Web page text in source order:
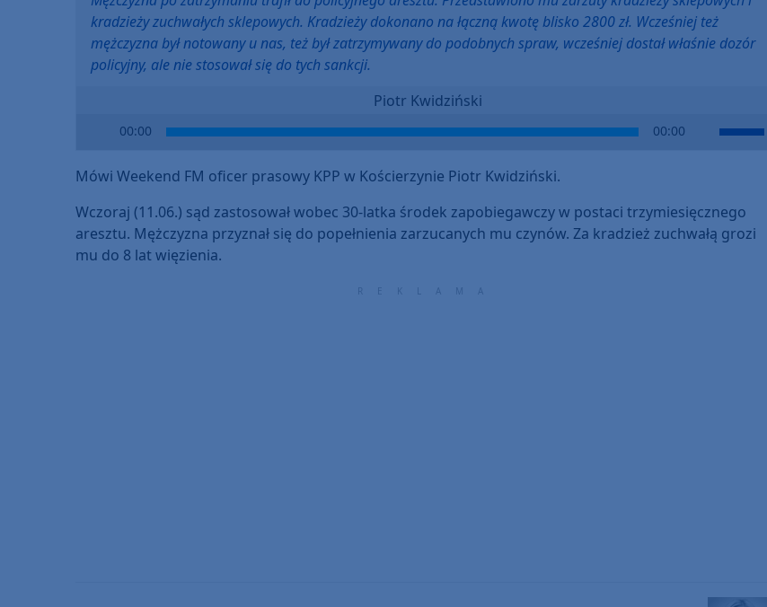
kradzieży zuchwałych sklepowych. Kradzieży dokonano na łączną kwotę blisko 2800 zł. Wcześniej też
mężczyzna był notowany u nas, też był zatrzymywany do podobnych spraw, wcześniej dostał właśnie dozór
policyjny, ale nie stosował się do tych sankcji.
Piotr Kwidziński
00:00 00:00
Use
to
increase
Mówi Weekend FM oficer prasowy KPP w Kościerzynie Piotr Kwidziński.
Wczoraj (11.06.) sąd zastosował wobec 30-latka środek zapobiegawczy w postaci trzymiesięcznego
aresztu. Mężczyzna przyznał się do popełnienia zarzucanych mu czynów. Za kradzież zuchwałą grozi
mu do 8 lat więzienia.